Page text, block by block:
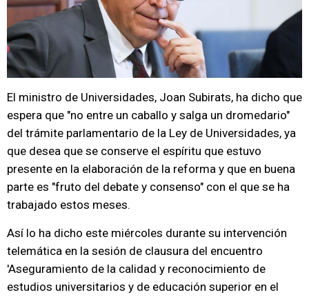
El ministro de Universidades, Joan Subirats, ha dicho que
espera que "no entre un caballo y salga un dromedario"
del trámite parlamentario de la Ley de Universidades, ya
que desea que se conserve el espíritu que estuvo
presente en la elaboración de la reforma y que en buena
parte es "fruto del debate y consenso" con el que se ha
trabajado estos meses.
Así lo ha dicho este miércoles durante su intervención
telemática en la sesión de clausura del encuentro
'Aseguramiento de la calidad y reconocimiento de
estudios universitarios y de educación superior en el